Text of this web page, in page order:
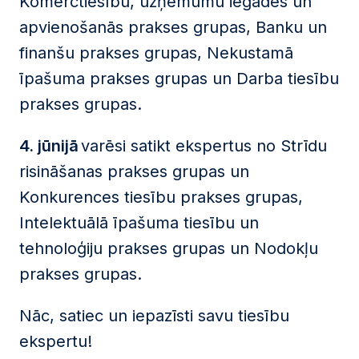
apvienošanās prakses grupas, Banku un
finanšu prakses grupas, Nekustamā
īpašuma prakses grupas un Darba tiesību
prakses grupas.
4. jūnijāvarēsi satikt ekspertus no Strīdu
risināšanas prakses grupas un
Konkurences tiesību prakses grupas,
Intelektuālā īpašuma tiesību un
tehnoloģiju prakses grupas un Nodokļu
prakses grupas.
Nāc, satiec un iepazīsti savu tiesību
ekspertu!